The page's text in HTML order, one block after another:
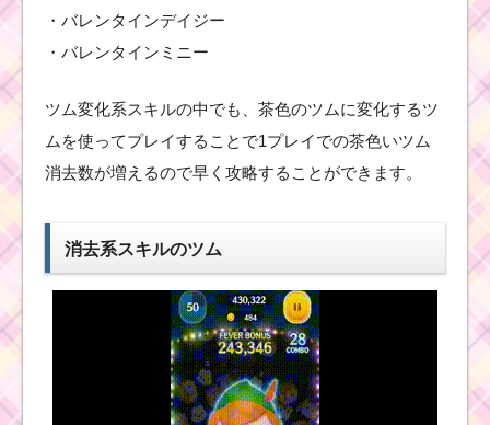
ャスミン･アラジン･ジ
ツムツム確率アップ9
月！セレクトツムは野
獣･ベル･ハワイアンス
ティッチ
・バレンタインデイジー
・バレンタインミニー
ツム変化系スキルの中でも、茶色のツムに変化するツ
ムを使ってプレイすることで1プレイでの茶色いツム
消去数が増えるので早く攻略することができます。
消去系スキルのツム